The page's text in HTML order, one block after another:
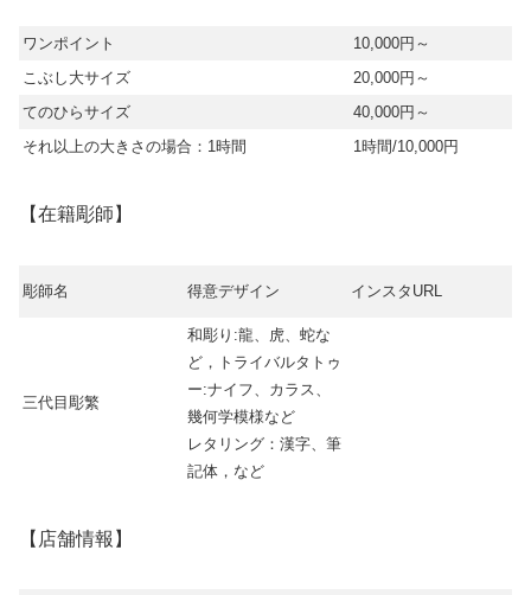
ワンポイント
10,000円～
こぶし大サイズ
20,000円～
てのひらサイズ
40,000円～
それ以上の大きさの場合：1時間
1時間/10,000円
【在籍彫師】
彫師名 得意デザイン インスタURL
三代目彫繁
和彫り:龍、虎、蛇な
ど，トライバルタトゥ
ー:ナイフ、カラス、
幾何学模様など
レタリング：漢字、筆
記体，など
【店舗情報】